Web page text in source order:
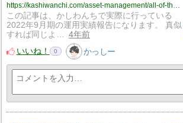
https://kashiwanchi.com/asset-management/all-of-the-operational-report/sep-2022/
この記事は、かしわんちで実際に行っている
2022年9月期の運用実績報告になります。 真似
すれば同じよ…
4年前
いいね！
0 かっしー